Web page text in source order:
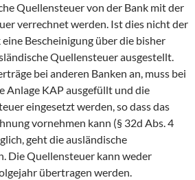
Quellensteuer von der Bank mit der
verrechnet werden. Ist dies nicht der
Bescheinigung über die bisher
Quellensteuer ausgestellt.
bei anderen Banken an, muss bei
Anlage KAP ausgefüllt und die
eingesetzt werden, so dass das
vornehmen kann (§ 32d Abs. 4
geht die ausländische
Die Quellensteuer kann weder
übertragen werden.